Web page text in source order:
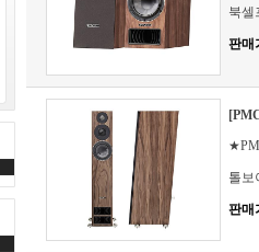
북셀
판매
톨보
판매